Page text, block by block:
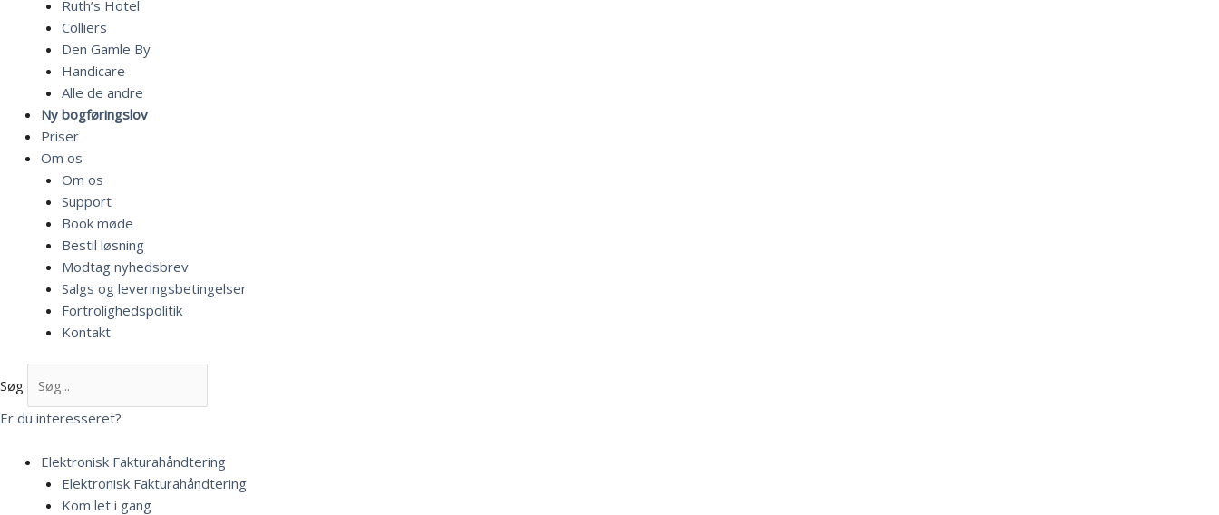
Ruth’s Hotel
Colliers
Den Gamle By
Handicare
Alle de andre
Ny bogføringslov
Priser
Om os
Om os
Support
Book møde
Bestil løsning
Modtag nyhedsbrev
Salgs og leveringsbetingelser
Fortrolighedspolitik
Kontakt
Søg
Er du interesseret?
Elektronisk Fakturahåndtering
Elektronisk Fakturahåndtering
Kom let i gang